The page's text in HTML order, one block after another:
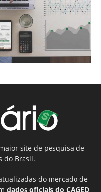
site de pesquisa de
do Brasil.
do mercado de
dados oficiais do CAGED